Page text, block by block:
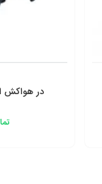
در هواکش